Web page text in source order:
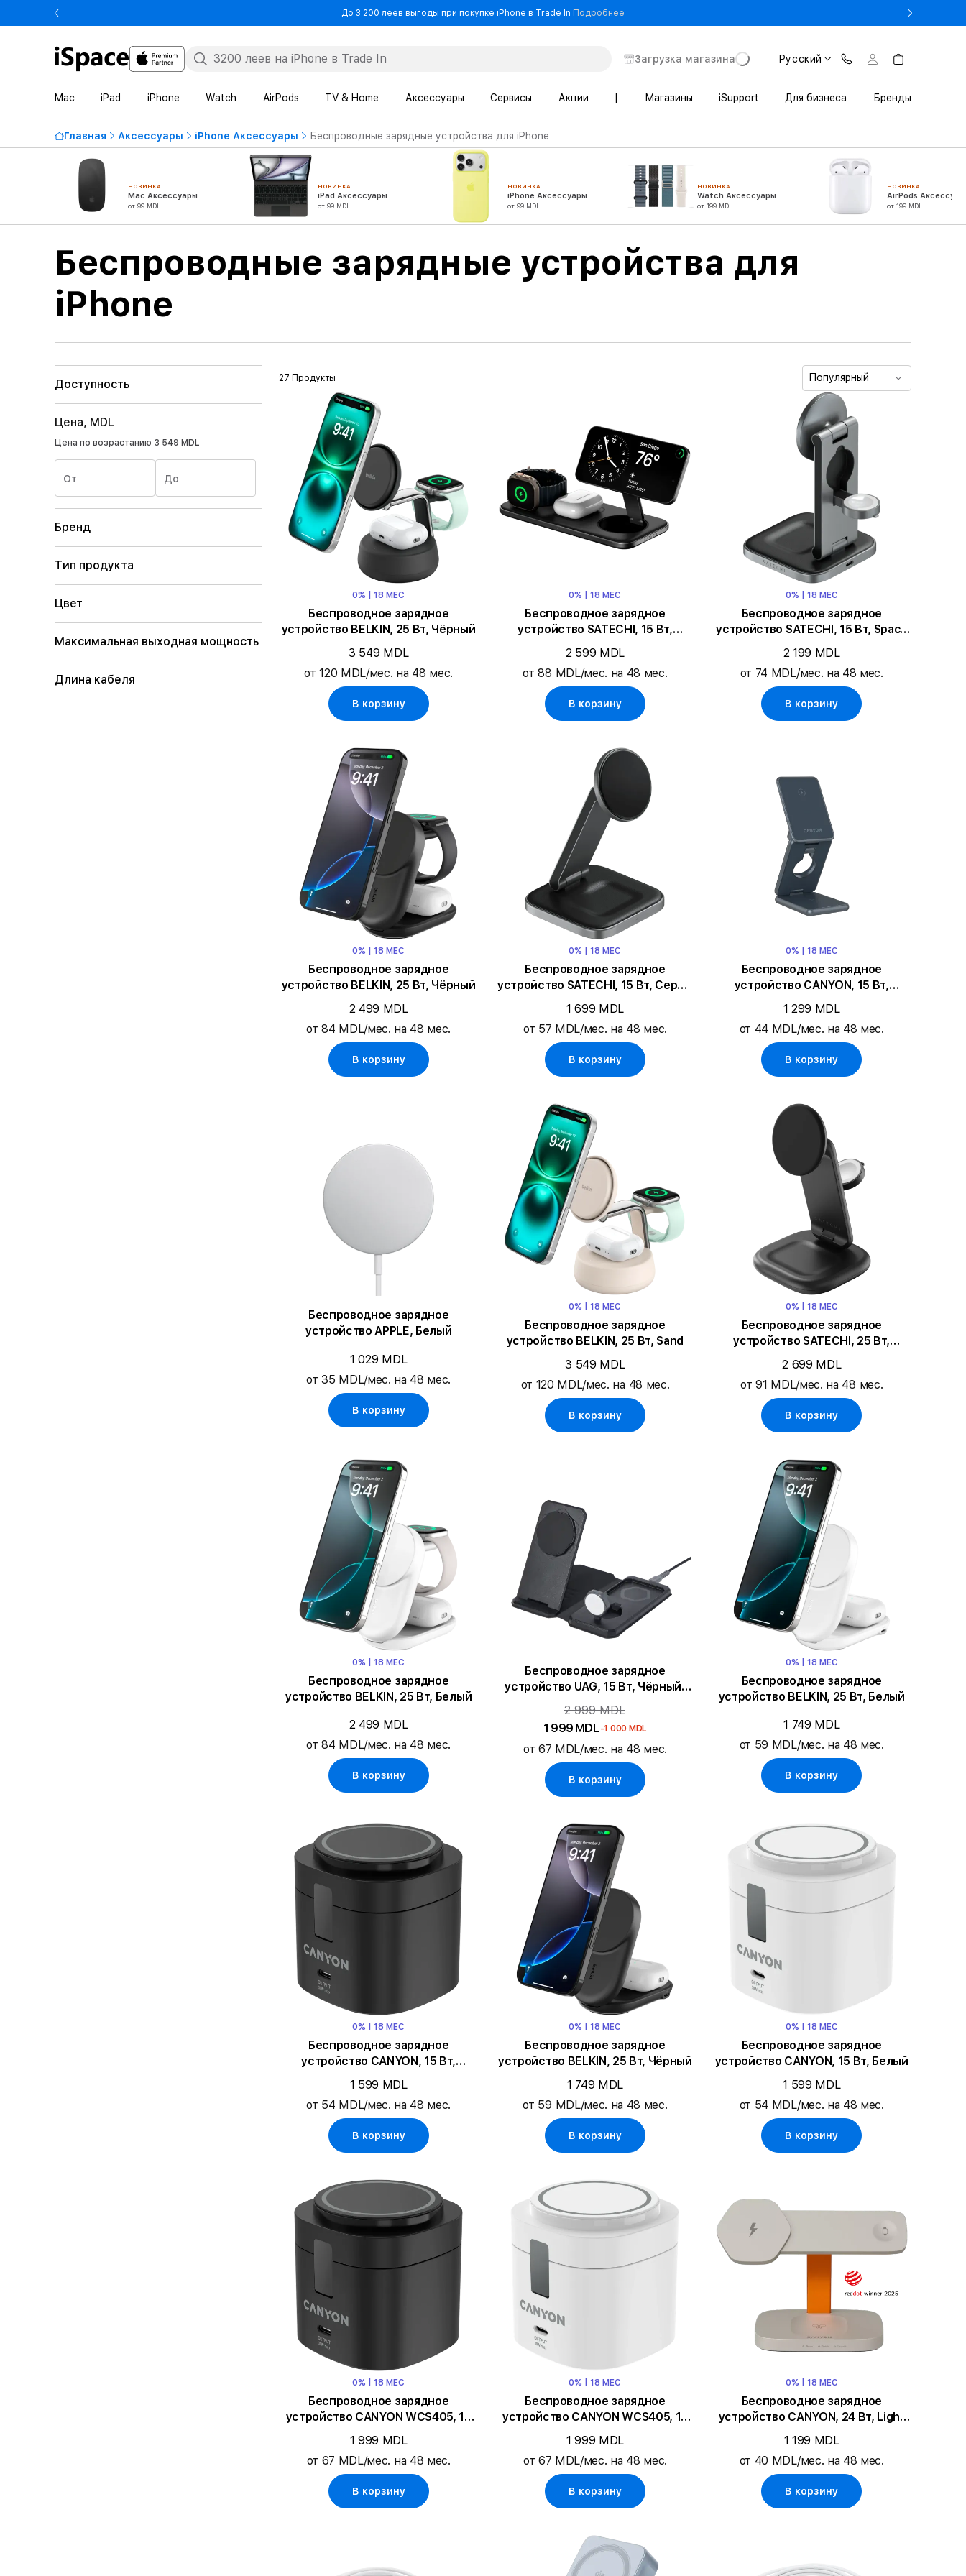
До 3 200 леев выгоды при покупке iPhone в Trade In Подробнее
Загрузка магазина Русский
Mac iPad iPhone Watch AirPods TV & Home Аксессуары Сервисы Акции Магазины iSupport Для бизнеса Бренды
Главная Аксессуары iPhone Аксессуары Беспроводные зарядные устройства для iPhone
НОВИНКА
Mac Аксессуары
от 99 MDL
НОВИНКА
iPad Аксессуары
от 99 MDL
НОВИНКА
iPhone Аксессуары
от 99 MDL
НОВИНКА
Watch Аксессуары
от 199 MDL
НОВИНКА
AirPods
от 199 MDL
Беспроводные зарядные устройства для
iPhone
Доступность
Цена, MDL
Цена по возрастанию 3 549 MDL
От До
Бренд
Тип продукта
Цвет
Максимальная выходная мощность
Длина кабеля
27 Продукты Популярный
0% | 18 МЕС
Беспроводное зарядное
устройство BELKIN, 25 Вт, Чёрный
3 549 MDL
от 120 MDL/мес. на 48 мес.
В корзину
0% | 18 МЕС
Беспроводное зарядное
устройство SATECHI, 15 Вт,
Чёрный
2 599 MDL
от 88 MDL/мес. на 48 мес.
В корзину
0% | 18 МЕС
Беспроводное зарядное
устройство SATECHI, 15 Вт, Space
Gray
2 199 MDL
от 74 MDL/мес. на 48 мес.
В корзину
0% | 18 МЕС
Беспроводное зарядное
устройство BELKIN, 25 Вт, Чёрный
2 499 MDL
от 84 MDL/мес. на 48 мес.
В корзину
0% | 18 МЕС
Беспроводное зарядное
устройство SATECHI, 15 Вт, Серый
космос
1 699 MDL
от 57 MDL/мес. на 48 мес.
В корзину
0% | 18 МЕС
Беспроводное зарядное
устройство CANYON, 15 Вт,
Металл
1 299 MDL
от 44 MDL/мес. на 48 мес.
В корзину
Беспроводное зарядное
устройство APPLE, Белый
1 029 MDL
от 35 MDL/мес. на 48 мес.
В корзину
0% | 18 МЕС
Беспроводное зарядное
устройство BELKIN, 25 Вт, Sand
3 549 MDL
от 120 MDL/мес. на 48 мес.
В корзину
0% | 18 МЕС
Беспроводное зарядное
устройство SATECHI, 25 Вт,
Чёрный
2 699 MDL
от 91 MDL/мес. на 48 мес.
В корзину
0% | 18 МЕС
Беспроводное зарядное
устройство BELKIN, 25 Вт, Белый
2 499 MDL
от 84 MDL/мес. на 48 мес.
В корзину
Беспроводное зарядное
устройство UAG, 15 Вт, Чёрный/
Серый
2 999 MDL
1 999 MDL -1 000 MDL
от 67 MDL/мес. на 48 мес.
В корзину
0% | 18 МЕС
Беспроводное зарядное
устройство BELKIN, 25 Вт, Белый
1 749 MDL
от 59 MDL/мес. на 48 мес.
В корзину
0% | 18 МЕС
Беспроводное зарядное
устройство CANYON, 15 Вт,
Чёрный
1 599 MDL
от 54 MDL/мес. на 48 мес.
В корзину
0% | 18 МЕС
Беспроводное зарядное
устройство BELKIN, 25 Вт, Чёрный
1 749 MDL
от 59 MDL/мес. на 48 мес.
В корзину
0% | 18 МЕС
Беспроводное зарядное
устройство CANYON, 15 Вт, Белый
1 599 MDL
от 54 MDL/мес. на 48 мес.
В корзину
0% | 18 МЕС
Беспроводное зарядное
устройство CANYON WCS405, 15
Вт, Чёрный
1 999 MDL
от 67 MDL/мес. на 48 мес.
В корзину
0% | 18 МЕС
Беспроводное зарядное
устройство CANYON WCS405, 15
Вт, Белый
1 999 MDL
от 67 MDL/мес. на 48 мес.
В корзину
0% | 18 МЕС
Беспроводное зарядное
устройство CANYON, 24 Вт, Light
Grey/Orange
1 199 MDL
от 40 MDL/мес. на 48 мес.
В корзину